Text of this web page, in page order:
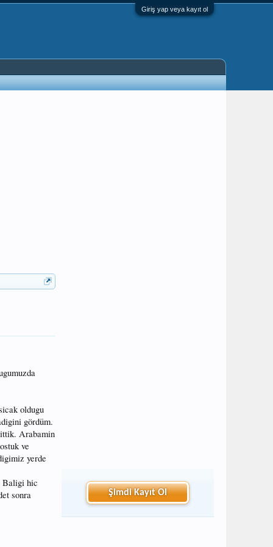
Giriş yap veya kayıt ol
oldugu
gördüm.
Arabamin
ve
yerde
Baligi hic
sonra
Şimdi Kayıt Ol